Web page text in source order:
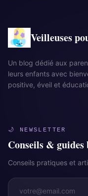
Veilleuses
Un blog dédié aux
leurs enfants avec
positive, éveil et
🌙 NEWSLETTER
Conseils & guides
Conseils pratiques et